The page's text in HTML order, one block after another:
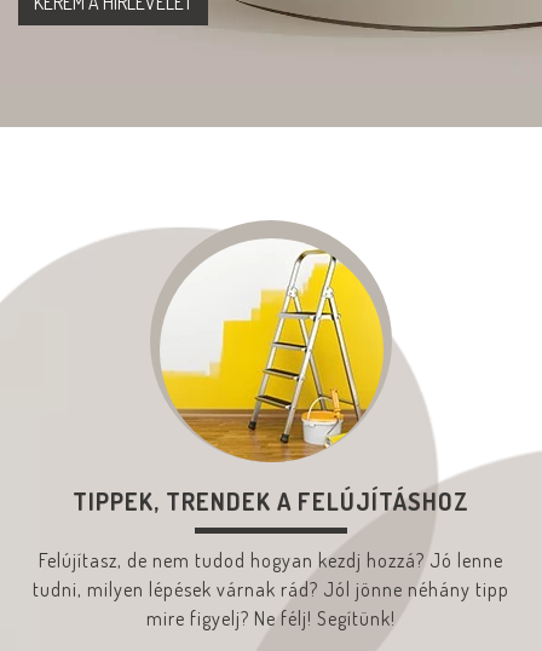
TIPPEK, TRENDEK A FELÚJÍTÁSHOZ
Felújítasz, de nem tudod hogyan kezdj hozzá? Jó lenne
tudni, milyen lépések várnak rád? Jól jönne néhány tipp
mire figyelj? Ne félj! Segítünk!